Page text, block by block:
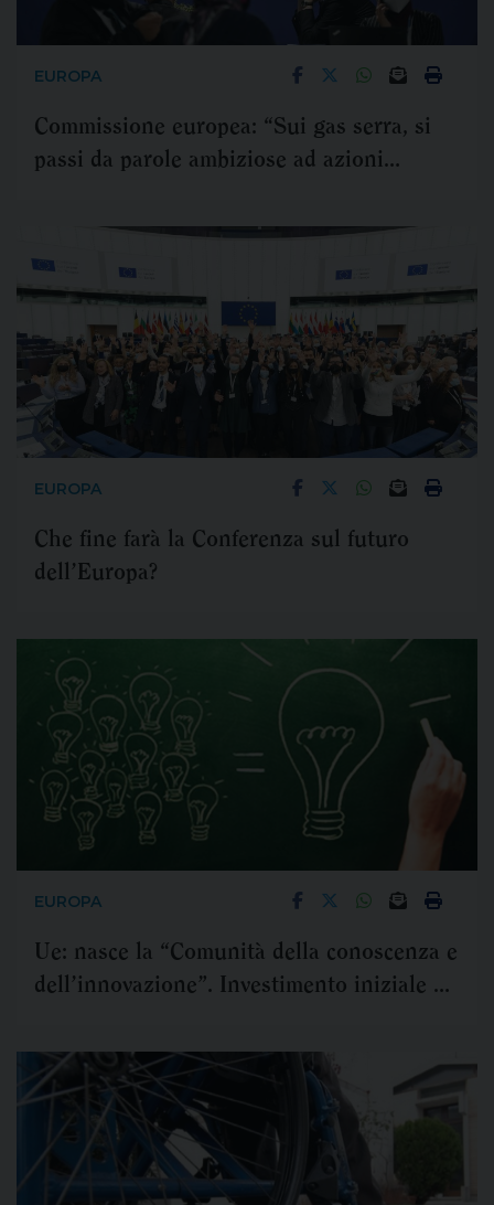
EUROPA
Commissione europea: “Sui gas serra, si
passi da parole ambiziose ad azioni
EUROPA
Che fine farà la Conferenza sul futuro
dell’Europa?
EUROPA
Ue: nasce la “Comunità della conoscenza e
dell’innovazione”. Investimento iniziale di